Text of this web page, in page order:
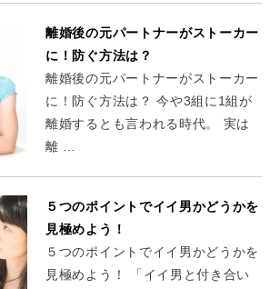
離婚後の元パートナーがストーカー
に！防ぐ方法は？
離婚後の元パートナーがストーカー
に！防ぐ方法は？ 今や3組に1組が
離婚するとも言われる時代。 実は
離 …
５つのポイントでイイ男かどうかを
見極めよう！
５つのポイントでイイ男かどうかを
見極めよう！ 「イイ男と付き合い